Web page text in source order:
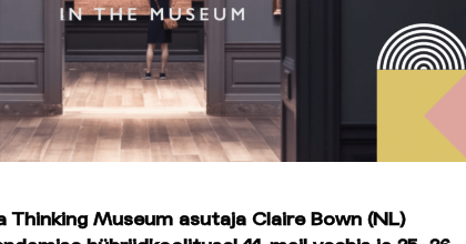
Thinking Museum asutaja Claire Bown (NL)